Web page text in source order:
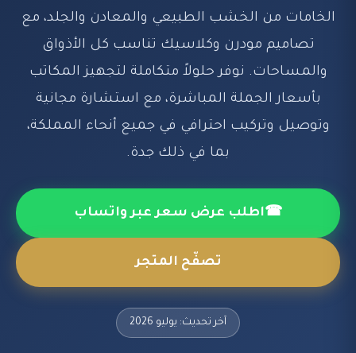
الخامات من الخشب الطبيعي والمعادن والجلد، مع
تصاميم مودرن وكلاسيك تناسب كل الأذواق
والمساحات. نوفر حلولاً متكاملة لتجهيز المكاتب
بأسعار الجملة المباشرة، مع استشارة مجانية
وتوصيل وتركيب احترافي في جميع أنحاء المملكة،
بما في ذلك جدة.
☎اطلب عرض سعر عبر واتساب
تصفّح المتجر
آخر تحديث: يوليو 2026